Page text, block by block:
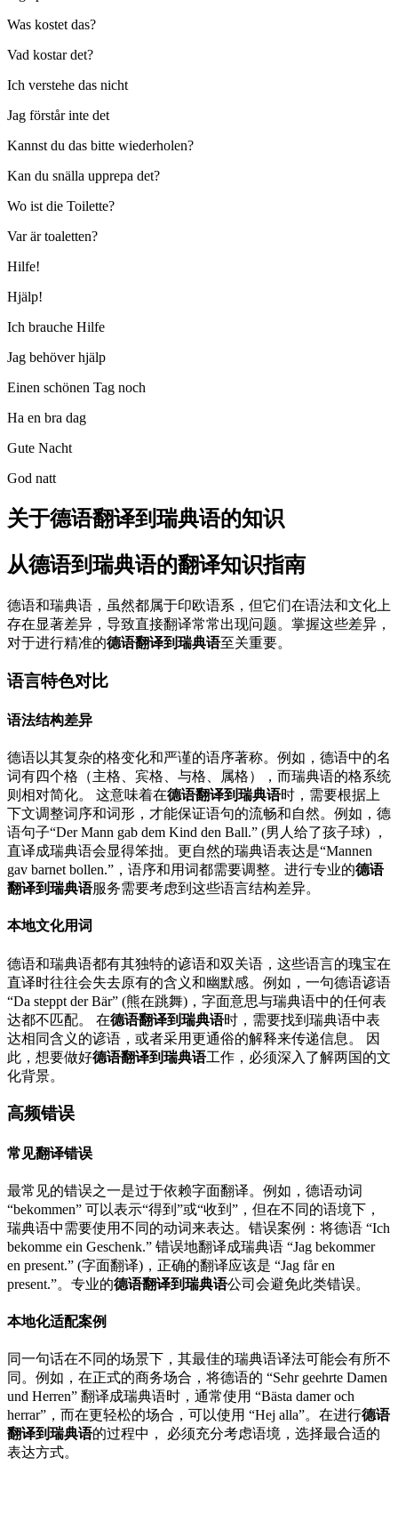
Was kostet das?
Vad kostar det?
Ich verstehe das nicht
Jag förstår inte det
Kannst du das bitte wiederholen?
Kan du snälla upprepa det?
Wo ist die Toilette?
Var är toaletten?
Hilfe!
Hjälp!
Ich brauche Hilfe
Jag behöver hjälp
Einen schönen Tag noch
Ha en bra dag
Gute Nacht
God natt
关于德语翻译到瑞典语的知识
从德语到瑞典语的翻译知识指南
德语和瑞典语，虽然都属于印欧语系，但它们在语法和文化上
存在显著差异，导致直接翻译常常出现问题。掌握这些差异，
对于进行精准的德语翻译到瑞典语至关重要。
语言特色对比
语法结构差异
德语以其复杂的格变化和严谨的语序著称。例如，德语中的名
词有四个格（主格、宾格、与格、属格），而瑞典语的格系统
则相对简化。 这意味着在德语翻译到瑞典语时，需要根据上
下文调整词序和词形，才能保证语句的流畅和自然。例如，德
语句子“Der Mann gab dem Kind den Ball.” (男人给了孩子球) ，
直译成瑞典语会显得笨拙。更自然的瑞典语表达是“Mannen
gav barnet bollen.”，语序和用词都需要调整。进行专业的德语
翻译到瑞典语服务需要考虑到这些语言结构差异。
本地文化用词
德语和瑞典语都有其独特的谚语和双关语，这些语言的瑰宝在
直译时往往会失去原有的含义和幽默感。例如，一句德语谚语
“Da steppt der Bär” (熊在跳舞)，字面意思与瑞典语中的任何表
达都不匹配。 在德语翻译到瑞典语时，需要找到瑞典语中表
达相同含义的谚语，或者采用更通俗的解释来传递信息。 因
此，想要做好德语翻译到瑞典语工作，必须深入了解两国的文
化背景。
高频错误
常见翻译错误
最常见的错误之一是过于依赖字面翻译。例如，德语动词
“bekommen” 可以表示“得到”或“收到”，但在不同的语境下，
瑞典语中需要使用不同的动词来表达。错误案例：将德语 “Ich
bekomme ein Geschenk.” 错误地翻译成瑞典语 “Jag bekommer
en present.” (字面翻译)，正确的翻译应该是 “Jag får en
present.”。专业的德语翻译到瑞典语公司会避免此类错误。
本地化适配案例
同一句话在不同的场景下，其最佳的瑞典语译法可能会有所不
同。例如，在正式的商务场合，将德语的 “Sehr geehrte Damen
und Herren” 翻译成瑞典语时，通常使用 “Bästa damer och
herrar”，而在更轻松的场合，可以使用 “Hej alla”。在进行德语
翻译到瑞典语的过程中， 必须充分考虑语境，选择最合适的
表达方式。